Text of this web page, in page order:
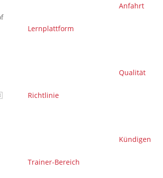
Lernplattform
Richtlinie
Trainer-Bereich
Anfahrt
Qualität
Kündigen